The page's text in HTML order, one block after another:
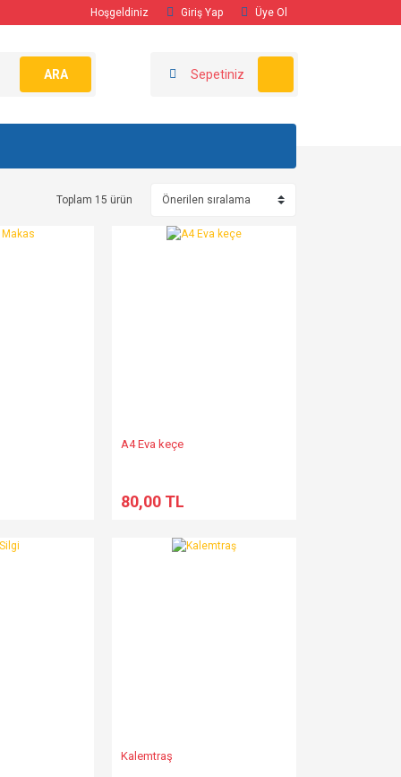
Hoşgeldiniz Giriş Yap Üye Ol
ARA Sepetiniz
Toplam 15 ürün
A4 Eva keçe
80,00 TL
Kalemtraş